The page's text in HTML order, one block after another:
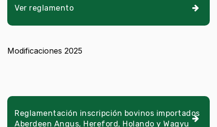
Ver reglamento
Modificaciones 2025
Reglamentación inscripción bovinos importados
Aberdeen Angus, Hereford, Holando y Wagyu